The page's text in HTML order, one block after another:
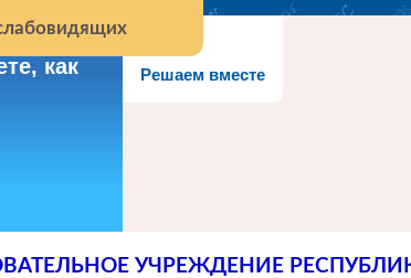
Решаем вместе
как
УЧРЕЖДЕНИЕ